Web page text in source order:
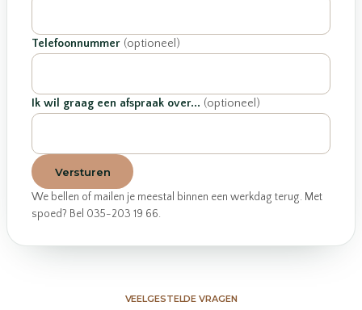
Telefoonnummer (optioneel)
Ik wil graag een afspraak over... (optioneel)
Versturen
We bellen of mailen je meestal binnen een werkdag terug. Met
spoed? Bel 035-203 19 66.
VEELGESTELDE VRAGEN